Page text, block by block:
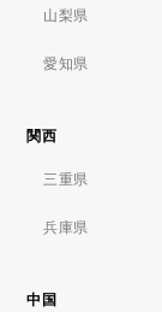
山梨県
愛知県
関西
三重県
兵庫県
中国